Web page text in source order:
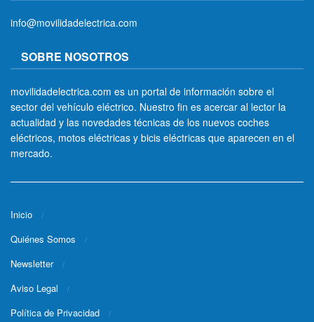
info@movilidadelectrica.com
SOBRE NOSOTROS
movilidadelectrica.com es un portal de información sobre el
sector del vehículo eléctrico. Nuestro fin es acercar al lector la
actualidad y las novedades técnicas de los nuevos coches
eléctricos, motos eléctricas y bicis eléctricas que aparecen en el
mercado.
Inicio
Quiénes Somos
Newsletter
Aviso Legal
Política de Privacidad